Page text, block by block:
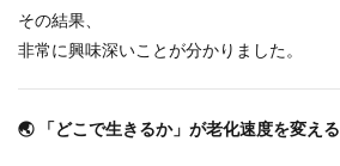
その結果、
非常に興味深いことが分かりました。
🌏 「どこで生きるか」が老化速度を変える